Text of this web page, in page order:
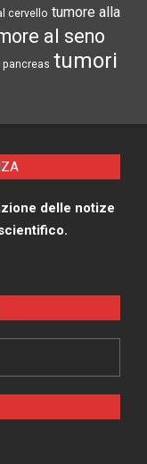
cervello tumore alla
al seno
tumori
delle notize